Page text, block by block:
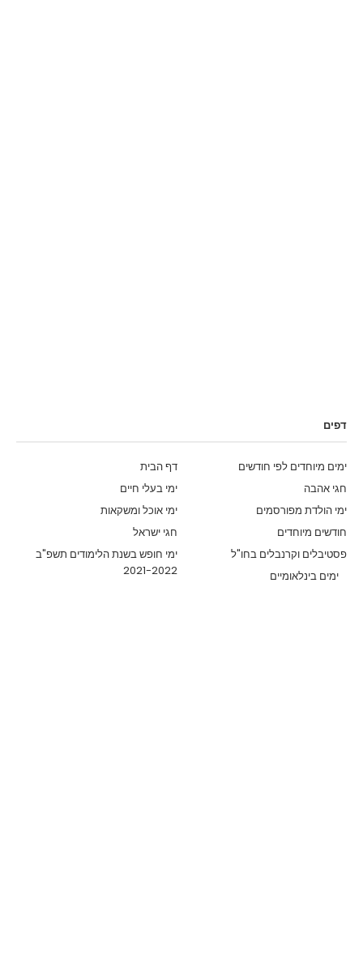
דפים
דף הבית
ימים מיוחדים לפי חודשים
ימי בעלי חיים
חגי אהבה
ימי אוכל ומשקאות
ימי הולדת מפורסמים
חגי ישראל
חודשים מיוחדים
ימי חופש בשנת הלימודים תשפ"ב
2021-2022
פסטיבלים וקרנבלים בחו"ל
ימים בינלאומיים